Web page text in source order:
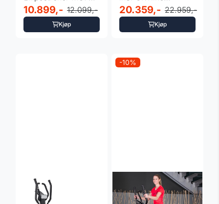
– Perfekt for ...
10.899,- 12.099,-
Kjøp
ZenStride 1000
20.359,- 22.959,-
Kjøp
-10%